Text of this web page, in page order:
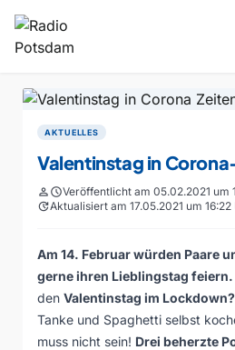
AKTUELLES
Valentinstag in
personscheduleVeröffentlicht am 05.02.2021 um
updateAktualisiert am 17.05.2021 um 16:22
Am 14. Februar würden Paare
gerne ihren Lieblingstag feiern.
den Valentinstag im Lockdown?
Tanke und Spaghetti selbst
muss nicht sein! Drei beherzte